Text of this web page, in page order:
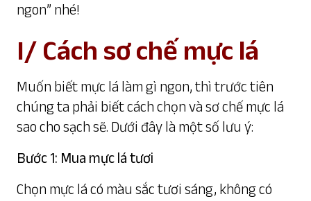
ngon” nhé!
I/ Cách sơ chế mực lá
Muốn biết mực lá làm gì ngon, thì trước tiên
chúng ta phải biết cách chọn và sơ chế mực lá
sao cho sạch sẽ. Dưới đây là một số lưu ý:
Bước 1: Mua mực lá tươi
Chọn mực lá có màu sắc tươi sáng, không có